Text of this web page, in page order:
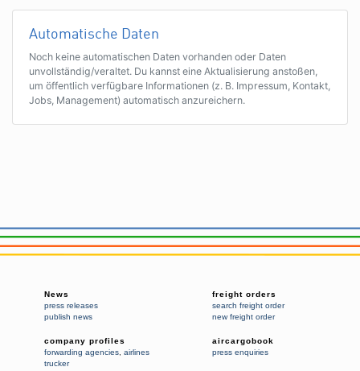
Automatische Daten
Noch keine automatischen Daten vorhanden oder Daten
unvollständig/veraltet. Du kannst eine Aktualisierung anstoßen,
um öffentlich verfügbare Informationen (z. B. Impressum, Kontakt,
Jobs, Management) automatisch anzureichern.
News
press releases
publish news
freight orders
search freight order
new freight order
company profiles
forwarding agencies airlines
trucker
aircargobook
press enquiries